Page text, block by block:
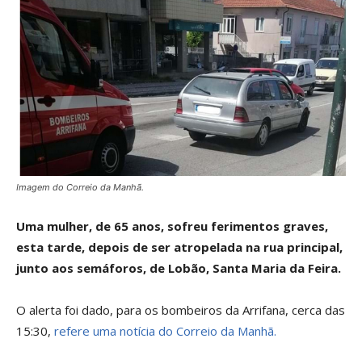
Imagem do Correio da Manhã.
Uma mulher, de 65 anos, sofreu ferimentos graves,
esta tarde, depois de ser atropelada na rua principal,
junto aos semáforos, de Lobão, Santa Maria da Feira.
O alerta foi dado, para os bombeiros da Arrifana, cerca das
15:30, refere uma notícia do Correio da Manhã.